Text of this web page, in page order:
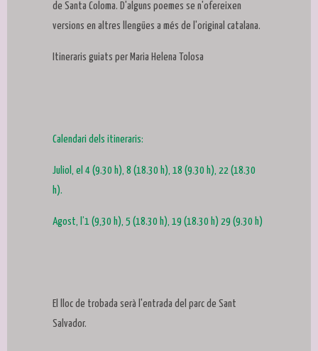
de Santa Coloma. D'alguns poemes se n'ofereixen
versions en altres llengües a més de l'original catalana.
Itineraris guiats per Maria Helena Tolosa
Calendari dels itineraris:
Juliol, el 4 (9.30 h), 8 (18.30 h), 18 (9.30 h), 22 (18.30
h).
Agost, l’1 (9,30 h), 5 (18.30 h), 19 (18.30 h) 29 (9.30 h)
El lloc de trobada serà l'entrada del parc de Sant
Salvador.